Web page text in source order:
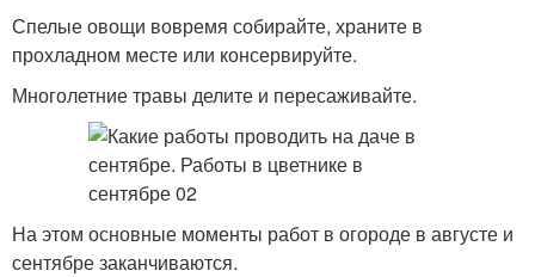
Спелые овощи вовремя собирайте, храните в
прохладном месте или консервируйте.
Многолетние травы делите и пересаживайте.
На этом основные моменты работ в огороде в августе и
сентябре заканчиваются.